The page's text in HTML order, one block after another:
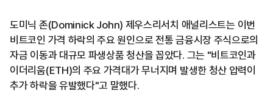
도미닉 존(Dominick John) 제우스리서치 애널리스트는 이번
비트코인 가격 하락의 주요 원인으로 전통 금융시장 주식으로의
자금 이동과 대규모 파생상품 청산을 꼽았다. 그는 "비트코인과
이더리움(ETH)의 주요 가격대가 무너지며 발생한 청산 압력이
추가 하락을 유발했다"고 말했다.